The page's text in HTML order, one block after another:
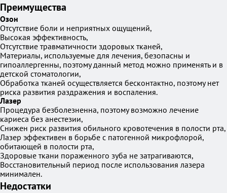
Преимущества
Озон
Отсутствие боли и неприятных ощущений,
Высокая эффективность,
Отсутствие травматичности здоровых тканей,
Материалы, используемые для лечения, безопасны и
гипоаллергенны, поэтому данный метод можно применять и в
детской стоматологии,
Обработка тканей осуществляется бесконтактно, поэтому нет
риска развития раздражения и воспаления.
Лазер
Процедура безболезненна, поэтому возможно лечение
кариеса без анестезии,
Снижен риск развития обильного кровотечения в полости рта,
Лазер эффективен в борьбе с патогенной микрофлорой,
обитающей в полости рта,
Здоровые ткани пораженного зуба не затрагиваются,
Восстановительный период после использования лазера
минимален.
Недостатки